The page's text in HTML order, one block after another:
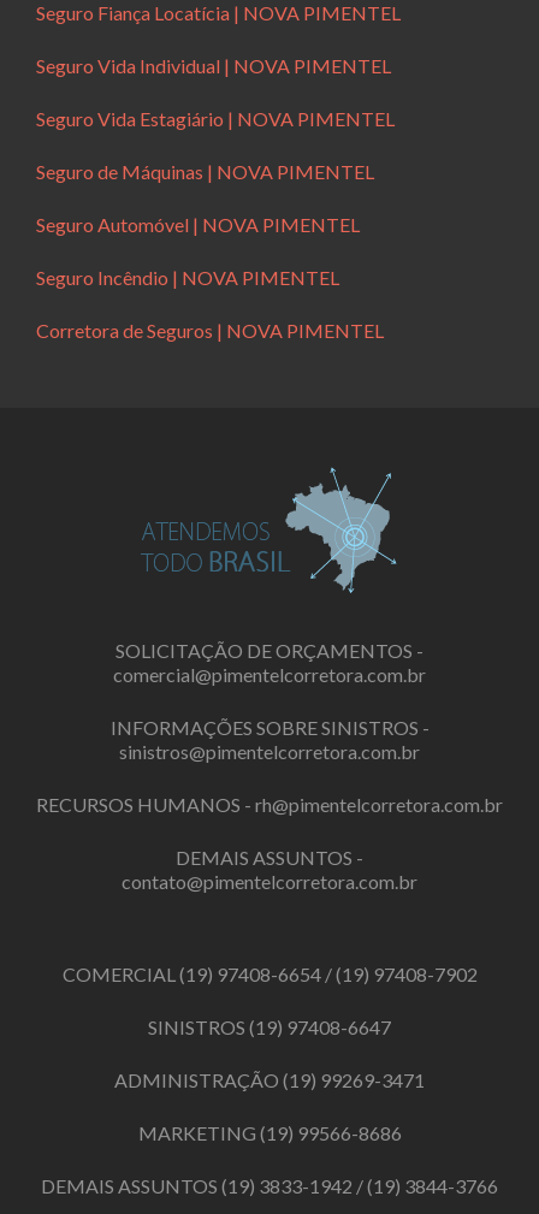
Seguro Fiança Locatícia | NOVA PIMENTEL
Seguro Vida Individual | NOVA PIMENTEL
Seguro Vida Estagiário | NOVA PIMENTEL
Seguro de Máquinas | NOVA PIMENTEL
Seguro Automóvel | NOVA PIMENTEL
Seguro Incêndio | NOVA PIMENTEL
Corretora de Seguros | NOVA PIMENTEL
SOLICITAÇÃO DE ORÇAMENTOS -
comercial@pimentelcorretora.com.br
INFORMAÇÕES SOBRE SINISTROS -
sinistros@pimentelcorretora.com.br
RECURSOS HUMANOS - rh@pimentelcorretora.com.br
DEMAIS ASSUNTOS -
contato@pimentelcorretora.com.br
COMERCIAL(19) 97408-6654/(19) 97408-7902
SINISTROS (19) 97408-6647
ADMINISTRAÇÃO (19) 99269-3471
MARKETING (19) 99566-8686
DEMAIS ASSUNTOS (19) 3833-1942 /(19) 3844-3766